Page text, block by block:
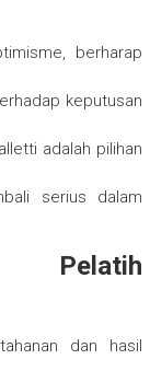
berharap
keputusan
adalah pilihan
serius dalam
Pelatih
dan hasil